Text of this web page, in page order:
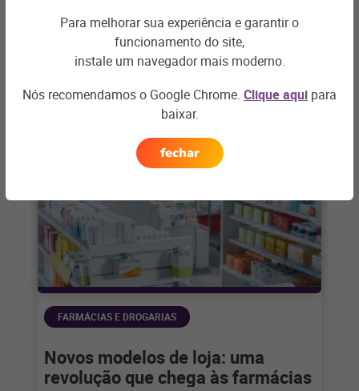
O Dia das Mães é a maior data do varejo
no primeiro semestre. E para sua loja de
calçados vender
+ saiba mais
FARMÁCIAS E DROGARIAS
Novos modelos de loja: uma
revolução que chega às farmácias
Para melhorar sua experiência e garantir o
funcionamento do site,
instale um navegador mais moderno.
Nós recomendamos o Google Chrome. Clique aqui para
baixar.
fechar